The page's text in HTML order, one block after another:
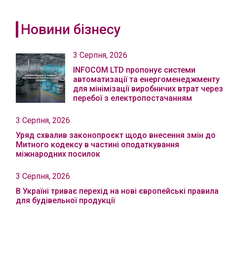
Новини бізнесу
3 Серпня, 2026
INFOCOM LTD пропонує системи
автоматизації та енергоменеджменту
для мінімізації виробничих втрат через
перебої з електропостачанням
3 Серпня, 2026
Уряд схвалив законопроєкт щодо внесення змін до
Митного кодексу в частині оподаткування
міжнародних посилок
3 Серпня, 2026
В Україні триває перехід на нові європейські правила
для будівельної продукції